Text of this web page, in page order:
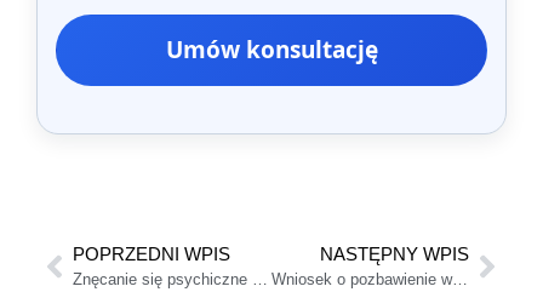
Umów konsultację
POPRZEDNI WPIS
Znęcanie się psychiczne a rozwód
NASTĘPNY WPIS
Wniosek o pozbawienie władzy rodzicielskiej